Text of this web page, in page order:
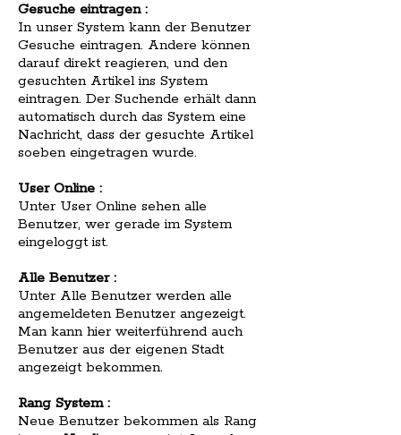
Gesuche eintragen :
In unser System kann der Benutzer
Gesuche eintragen. Andere können
darauf direkt reagieren, und den
gesuchten Artikel ins System
eintragen. Der Suchende erhält dann
automatisch durch das System eine
Nachricht, dass der gesuchte Artikel
soeben eingetragen wurde.
User Online :
Unter User Online sehen alle
Benutzer, wer gerade im System
eingeloggt ist.
Alle Benutzer :
Unter Alle Benutzer werden alle
angemeldeten Benutzer angezeigt.
Man kann hier weiterführend auch
Benutzer aus der eigenen Stadt
angezeigt bekommen.
Rang System :
Neue Benutzer bekommen als Rang